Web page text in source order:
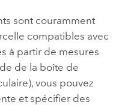
sont couramment
compatibles avec
à partir de mesures
de la boîte de
vous pouvez
et spécifier des